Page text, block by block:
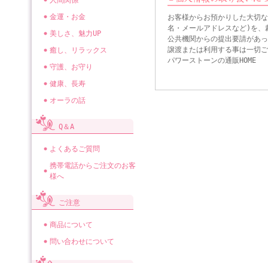
金運・お金
美しさ、魅力UP
癒し、リラックス
守護、お守り
健康、長寿
オーラの話
Q＆A
よくあるご質問
携帯電話からご注文のお客
様へ
ご注意
商品について
問い合わせについて
お客様からお預かりした大切
名・メールアドレスなど)を、
公共機関からの提出要請があ
譲渡または利用する事は一切
パワーストーンの通販HOME